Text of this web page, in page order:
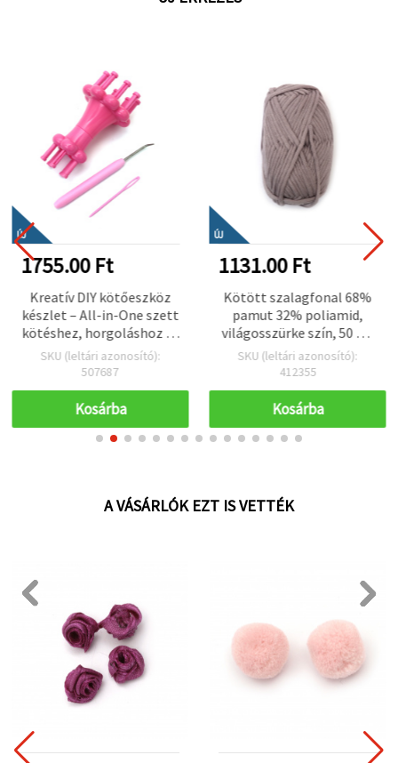
ÚJ
1755.00 Ft
Kreatív DIY kötőeszköz
készlet – All-in-One szett
kötéshez, horgoláshoz és
kézműves alkotáshoz –
tökéletes kezdőknek és
SKU (leltári azonosító):
507687
Kosárba
ÚJ
1131.00 Ft
Kötött szalagfonal 68%
pamut 32% poliamid,
világosszürke szín, 50 g –
kötéshez és kreatív
kézműves hobby
SKU (leltári azonosító):
412355
Kosárba
A VÁSÁRLÓK EZT IS VETTÉK